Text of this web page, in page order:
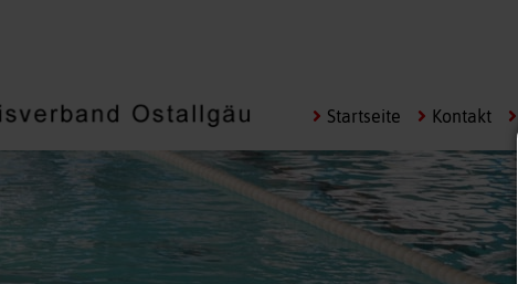
NavigationStartseite Kontakt